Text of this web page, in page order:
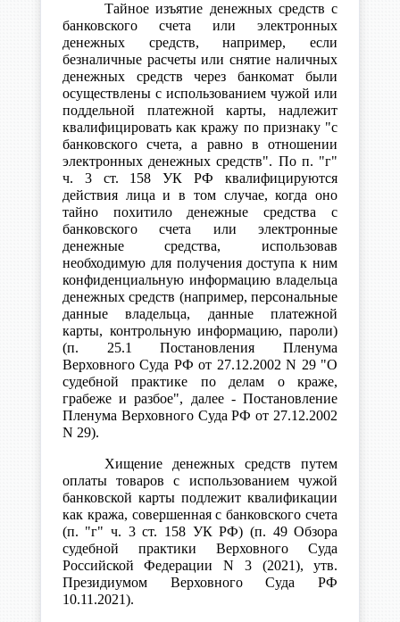
Тайное изъятие денежных средств с
банковского счета или электронных
денежных средств, например, если
безналичные расчеты или снятие наличных
денежных средств через банкомат были
осуществлены с использованием чужой или
поддельной платежной карты, надлежит
квалифицировать как кражу по признаку "с
банковского счета, а равно в отношении
электронных денежных средств". По п. "г"
ч. 3 ст. 158 УК РФ квалифицируются
действия лица и в том случае, когда оно
тайно похитило денежные средства с
банковского счета или электронные
денежные средства, использовав
необходимую для получения доступа к ним
конфиденциальную информацию владельца
денежных средств (например, персональные
данные владельца, данные платежной
карты, контрольную информацию, пароли)
(п. 25.1 Постановления Пленума
Верховного Суда РФ от 27.12.2002 N 29 "О
судебной практике по делам о краже,
грабеже и разбое", далее - Постановление
Пленума Верховного Суда РФ от 27.12.2002
N 29).
Хищение денежных средств путем
оплаты товаров с использованием чужой
банковской карты подлежит квалификации
как кража, совершенная с банковского счета
(п. "г" ч. 3 ст. 158 УК РФ) (п. 49 Обзора
судебной практики Верховного Суда
Российской Федерации N 3 (2021), утв.
Президиумом Верховного Суда РФ
10.11.2021).